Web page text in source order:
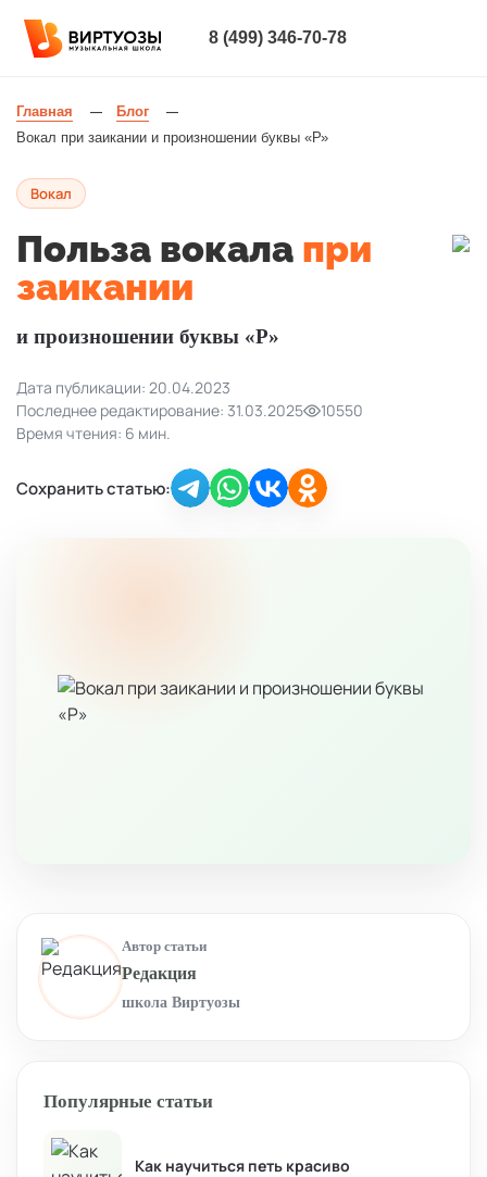
8 (499) 346-70-78
Главная — Блог —
Вокал при заикании и произношении буквы «Р»
Вокал
Польза вокала при
заикании
и произношении буквы «Р»
Дата публикации: 20.04.2023
Последнее редактирование: 31.03.2025
10550
Время чтения: 6 мин.
Сохранить статью:
Автор статьи
Редакция
школа Виртуозы
Популярные статьи
Как научиться петь красиво